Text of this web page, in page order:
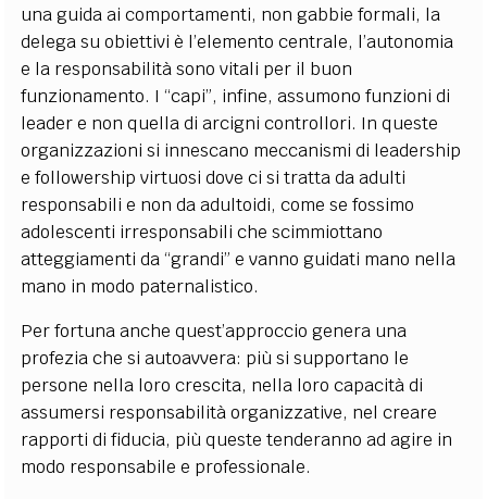
una guida ai comportamenti, non gabbie formali, la
delega su obiettivi è l’elemento centrale, l’autonomia
e la responsabilità sono vitali per il buon
funzionamento. I “capi”, infine, assumono funzioni di
leader e non quella di arcigni controllori. In queste
organizzazioni si innescano meccanismi di leadership
e followership virtuosi dove ci si tratta da adulti
responsabili e non da adultoidi, come se fossimo
adolescenti irresponsabili che scimmiottano
atteggiamenti da “grandi” e vanno guidati mano nella
mano in modo paternalistico.
Per fortuna anche quest’approccio genera una
profezia che si autoavvera: più si supportano le
persone nella loro crescita, nella loro capacità di
assumersi responsabilità organizzative, nel creare
rapporti di fiducia, più queste tenderanno ad agire in
modo responsabile e professionale.